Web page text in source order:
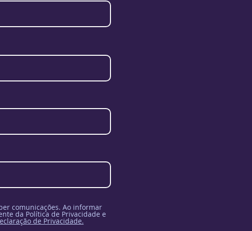
comunicações. Ao informar
da Política de Privacidade e
de Privacidade.